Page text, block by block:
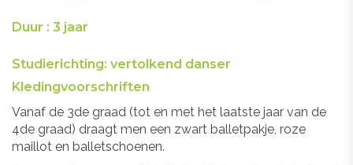
Duur : 3 jaar
Studierichting: vertolkend danser
Kledingvoorschriften
Vanaf de 3de graad (tot en met het laatste jaar van de
4de graad) draagt men een zwart balletpakje, roze
maillot en balletschoenen.